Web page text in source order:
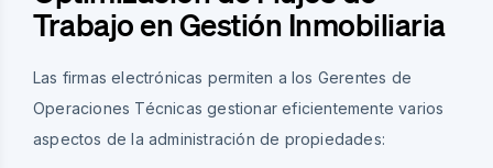
Trabajo en Gestión Inmobiliaria
Las firmas electrónicas permiten a los Gerentes de
Operaciones Técnicas gestionar eficientemente varios
aspectos de la administración de propiedades: